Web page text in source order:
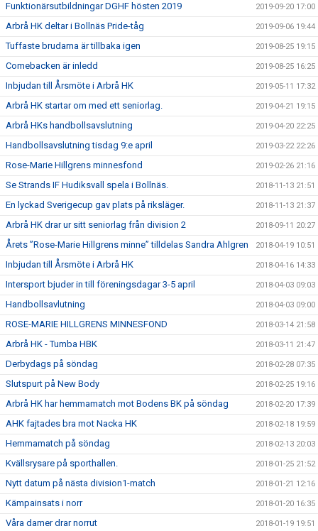
Funktionärsutbildningar DGHF hösten 2019 2019-09-20 17:00
Arbrå HK deltar i Bollnäs Pride-tåg 2019-09-06 19:44
Tuffaste brudarna är tillbaka igen 2019-08-25 19:15
Comebacken är inledd 2019-08-25 16:25
Inbjudan till Årsmöte i Arbrå HK 2019-05-11 17:32
Arbrå HK startar om med ett seniorlag. 2019-04-21 19:15
Arbrå HKs handbollsavslutning 2019-04-20 22:25
Handbollsavslutning tisdag 9:e april 2019-03-22 22:26
Rose-Marie Hillgrens minnesfond 2019-02-26 21:16
Se Strands IF Hudiksvall spela i Bollnäs. 2018-11-13 21:51
En lyckad Sverigecup gav plats på riksläger. 2018-11-13 21:37
Arbrå HK drar ur sitt seniorlag från division 2 2018-09-11 20:27
Årets ”Rose-Marie Hillgrens minne” tilldelas Sandra Ahlgren 2018-04-19 10:51
Inbjudan till Årsmöte i Arbrå HK 2018-04-16 14:33
Intersport bjuder in till föreningsdagar 3-5 april 2018-04-03 09:03
Handbollsavlutning 2018-04-03 09:00
ROSE-MARIE HILLGRENS MINNESFOND 2018-03-14 21:58
Arbrå HK - Tumba HBK 2018-03-11 21:47
Derbydags på söndag 2018-02-28 07:35
Slutspurt på New Body 2018-02-25 19:16
Arbrå HK har hemmamatch mot Bodens BK på söndag 2018-02-20 17:39
AHK fajtades bra mot Nacka HK 2018-02-18 19:59
Hemmamatch på söndag 2018-02-13 20:03
Kvällsrysare på sporthallen. 2018-01-25 21:52
Nytt datum på nästa division1-match 2018-01-21 12:16
Kämpainsats i norr 2018-01-20 16:35
Våra damer drar norrut 2018-01-19 19:51